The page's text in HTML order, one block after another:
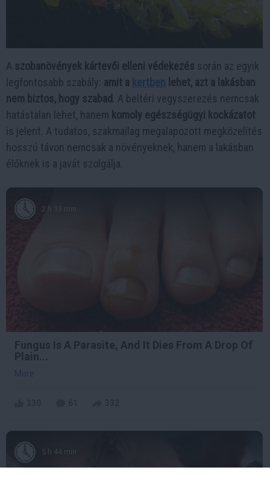
A szobanövények kártevői elleni védekezés során az egyik
legfontosabb szabály: amit a kertben lehet, azt a lakásban
nem biztos, hogy szabad . A beltéri vegyszerezés nemcsak
hatástalan lehet, hanem komoly egészségügyi kockázatot
is jelent. A tudatos, szakmailag megalapozott megközelítés
hosszú távon nemcsak a növényeknek, hanem a lakásban
élőknek is a javát szolgálja.
2 h 13 min
Fungus Is A Parasite, And It Dies From A Drop Of
Plain...
More
5 h 44 min